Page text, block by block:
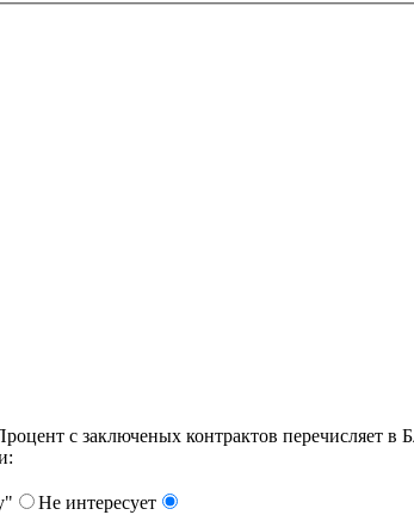
с заключеных контрактов перечисляет в
Не интересует